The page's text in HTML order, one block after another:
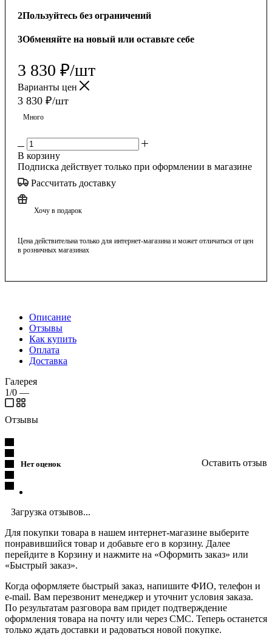
2Пользуйтесь без ограничений
3Обменяйте на новый или оставьте себе
3 830 ₽/шт
Варианты цен
3 830 ₽/шт
Много
В корзину
Подписка действует только при оформлении в магазине
Рассчитать доставку
Хочу в подарок
Цена действительна только для интернет-магазина и может отличаться от цен
в розничных магазинах
Описание
Отзывы
Как купить
Оплата
Доставка
Галерея
1/0 —
Отзывы
Нет оценок Оставить отзыв
Загрузка отзывов...
Для покупки товара в нашем интернет-магазине выберите
понравившийся товар и добавьте его в корзину. Далее
перейдите в Корзину и нажмите на «Оформить заказ» или
«Быстрый заказ».
Когда оформляете быстрый заказ, напишите ФИО, телефон и
e-mail. Вам перезвонит менеджер и уточнит условия заказа.
По результатам разговора вам придет подтверждение
оформления товара на почту или через СМС. Теперь останется
только ждать доставки и радоваться новой покупке.